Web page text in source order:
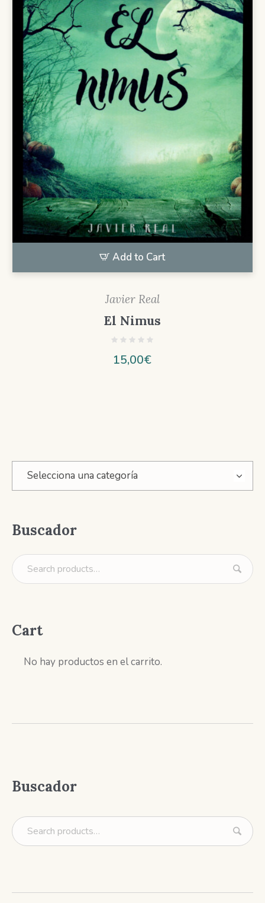
Add to Cart
Javier Real
El Nimus
15,00€
Selecciona una categoría
Buscador
Cart
No hay productos en el carrito.
Buscador